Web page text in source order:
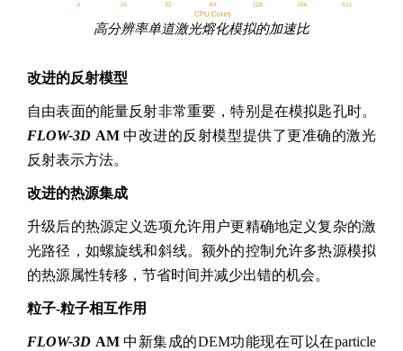
高分辨率单道激光熔化模拟的加速比
改进的反射模型
自由表面的能量反射非常重要，特别是在模拟匙孔时。
FLOW-3D AM中改进的反射模型提供了更准确的激光
反射表示方法。
改进的热源集成
升级后的热源定义选项允许用户更精确地定义复杂的激
光路径，如螺旋线和斜线。额外的控制允许多热源模拟
的热源属性转移，节省时间并减少出错的机会。
粒子-粒子相互作用
FLOW-3D AM中新集成的DEM功能现在可以在particle